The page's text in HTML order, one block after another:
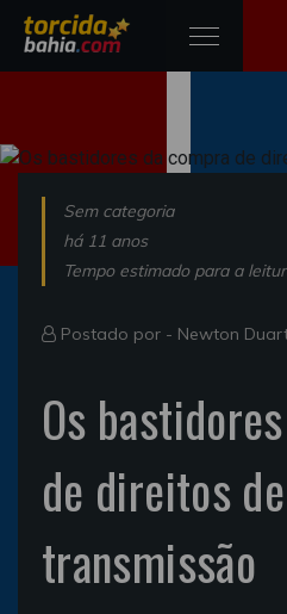
Sem categoria
há 11 anos
Tempo estimado para a
Postado por - Newton
Os
de direitos de
transmissão